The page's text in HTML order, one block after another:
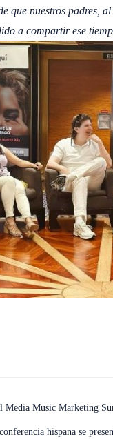
que nuestros padres,
a compartir ese
Media Music Marketing
hispana se